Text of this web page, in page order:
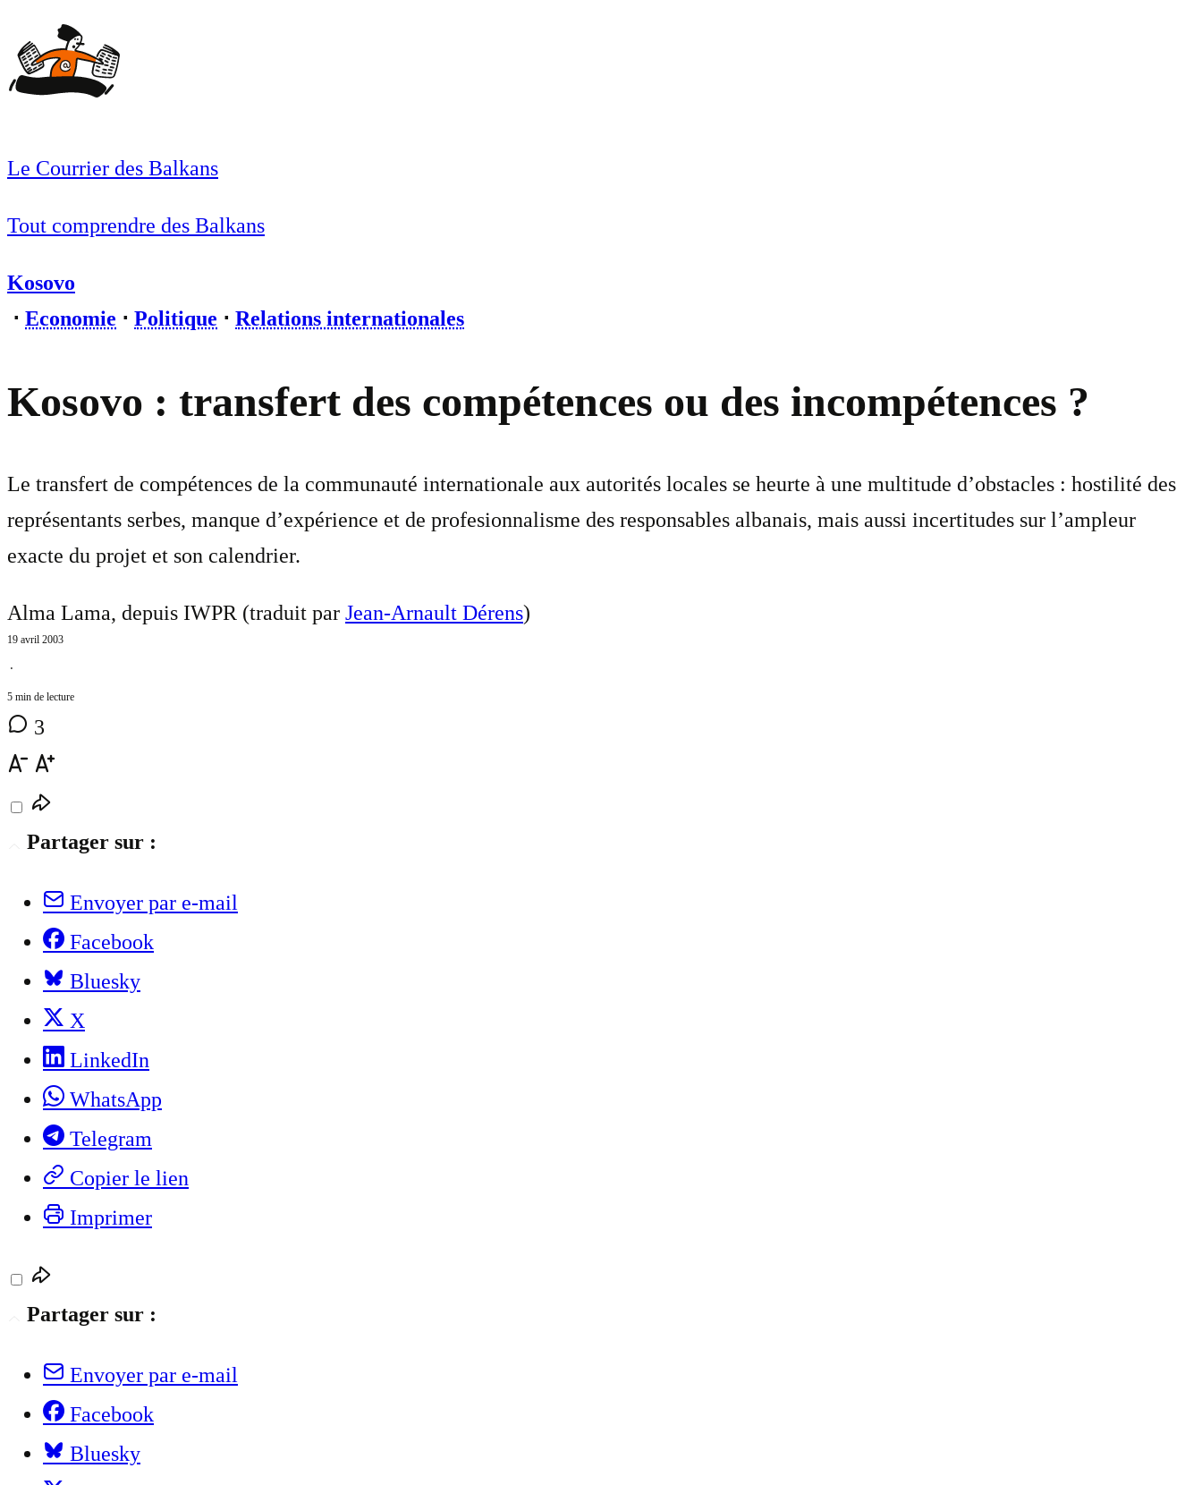
Le Courrier des Balkans
Tout comprendre des Balkans
Kosovo
⋅ Economie ⋅ Politique ⋅ Relations internationales
Kosovo : transfert des compétences ou des incompétences ?
Le transfert de compétences de la communauté internationale aux autorités locales se heurte à une multitude d’obstacles : hostilité des
représentants serbes, manque d’expérience et de profesionnalisme des responsables albanais, mais aussi incertitudes sur l’ampleur
exacte du projet et son calendrier.
Alma Lama, depuis IWPR (traduit par Jean-Arnault Dérens)
19 avril 2003
⋅
5 min de lecture
3
Partager sur :
Envoyer par e-mail
Facebook
Bluesky
X
LinkedIn
WhatsApp
Telegram
Copier le lien
Imprimer
Partager sur :
Envoyer par e-mail
Facebook
Bluesky